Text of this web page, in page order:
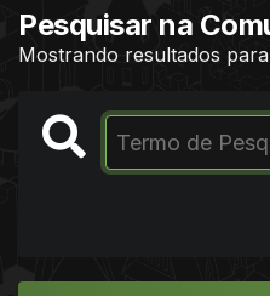
Pesquisar na
Mostrando resultados